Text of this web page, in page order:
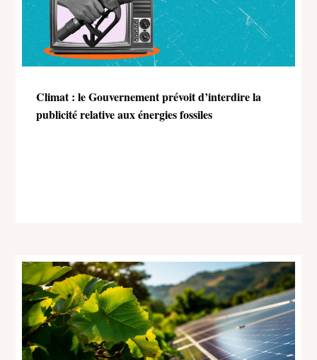
Climat : le Gouvernement prévoit d’interdire la
publicité relative aux énergies fossiles